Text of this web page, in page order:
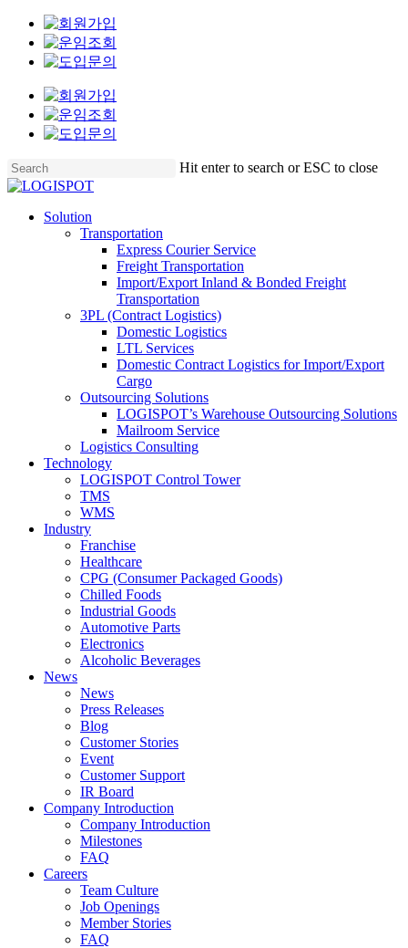
Skip
content
Hit enter to search or ESC to close
Close
Menu
Solution
Transportation
Express Courier Service
Freight Transportation
Import/Export Inland & Bonded Freight
Transportation
3PL (Contract Logistics)
Domestic Logistics
LTL Services
Domestic Contract Logistics for Import/Export
Cargo
Outsourcing Solutions
LOGISPOT’s Warehouse Outsourcing Solutions
Mailroom Service
Logistics Consulting
Technology
LOGISPOT Control Tower
TMS
WMS
Industry
Franchise
Healthcare
CPG (Consumer Packaged Goods)
Chilled Foods
Industrial Goods
Automotive Parts
Electronics
Alcoholic Beverages
News
News
Press Releases
Blog
Customer Stories
Event
Customer Support
IR Board
Company Introduction
Company Introduction
Milestones
FAQ
Careers
Team Culture
Job Openings
Member Stories
FAQ